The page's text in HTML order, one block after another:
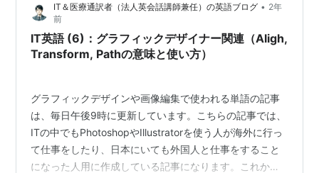
差は大きく出てきますので、一緒に継続して勉強できれ
ば幸いです:D IT英語 (7)：グラフィックデ…
IT＆医療通訳者（法人英会話講師兼任）の英語ブログ • 2年
前
IT英語 (6)：グラフィックデザイナー関連（Aligh,
Transform, Pathの意味と使い方）
グラフィックデザインや画像編集で使われる単語の記事
は、毎日午後9時に更新しています。こちらの記事では、
ITの中でもPhotoshopやIllustratorを使う人が海外に行っ
て仕事をしたり、日本にいても外国人と仕事をすること
になった人用に作成している記事になります。これから